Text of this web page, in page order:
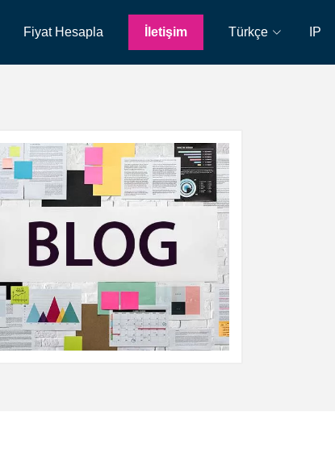
Fiyat Hesapla İletişim Türkçe IP